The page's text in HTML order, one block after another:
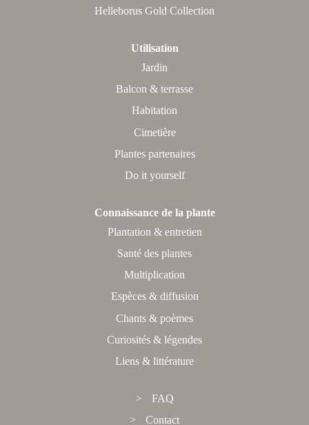
Helleborus Gold Collection
Utilisation
Jardin
Balcon & terrasse
Habitation
Cimetière
Plantes partenaires
Do it yourself
Connaissance de la plante
Plantation & entretien
Santé des plantes
Multiplication
Espèces & diffusion
Chants & poèmes
Curiosités & légendes
Liens & littérature
FAQ
Contact